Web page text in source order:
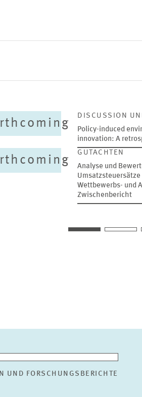
VERANSTALTUNGENDISCUSSION
Policy-induced
innovation: A
GUTACHTEN
Analyse und
Wettbewerbs- und
Zwischenbericht
UND FORSCHUNGSBERICHTE